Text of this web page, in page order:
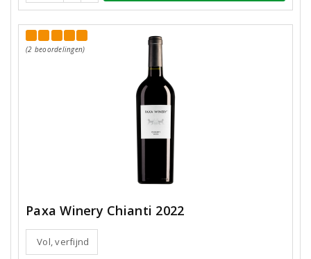
(2 beoordelingen)
Paxa Winery Chianti 2022
Vol, verfijnd